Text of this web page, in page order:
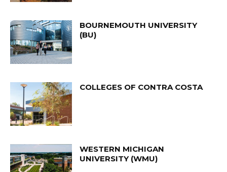
BOURNEMOUTH UNIVERSITY
(BU)
COLLEGES OF CONTRA COSTA
WESTERN MICHIGAN
UNIVERSITY (WMU)